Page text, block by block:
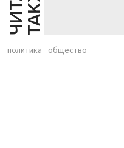
политика общество